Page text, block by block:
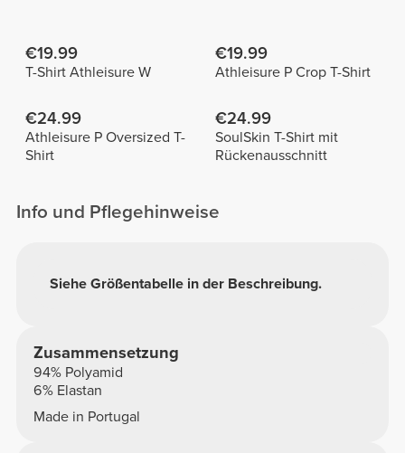
€19.99
T-Shirt Athleisure W
€19.99
Athleisure P Crop T-Shirt
€24.99
Athleisure P Oversized T-
Shirt
€24.99
SoulSkin T-Shirt mit
Rückenausschnitt
Info und Pflegehinweise
Siehe Größentabelle in der Beschreibung.
Zusammensetzung
94% Polyamid
6% Elastan
Made in Portugal